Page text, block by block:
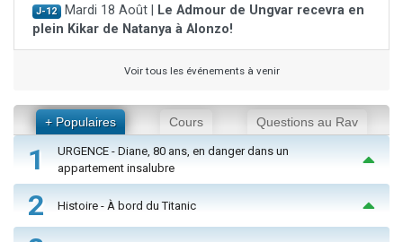
J-12 Mardi 18 Août |
Le Admour de Ungvar recevra en
plein Kikar de Natanya à Alonzo!
Voir tous les événements à venir
+ Populaires Cours Questions au Rav
1
URGENCE - Diane, 80 ans, en danger dans un
appartement insalubre
2 Histoire - À bord du Titanic